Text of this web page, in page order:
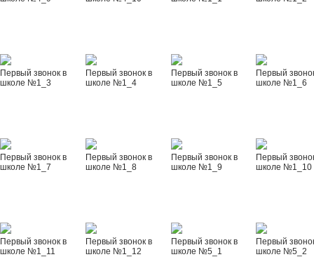
Первый звонок в
школе №1_3
Первый звонок в
школе №1_4
Первый звонок в
школе №1_5
Первый
школе №1_6
Первый звонок в
школе №1_7
Первый звонок в
школе №1_8
Первый звонок в
школе №1_9
Первый
школе №1_10
Первый звонок в
школе №1_11
Первый звонок в
школе №1_12
Первый звонок в
школе №5_1
Первый
школе №5_2